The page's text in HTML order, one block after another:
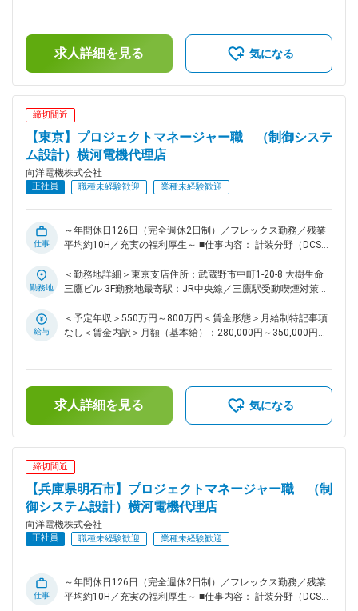
90年以上、黒字経営を実現させています。フレックス勤務の
導入や、社内システムの工夫を行っている為、少ない残業時間
での勤務が可能。ワークライフバランスを実践しながらやりが
いのある業務に携わって頂けます ■取扱製品：横河電機株式会
生産制御システム、小規模計装、フィールド機器などを取り扱
っています。 当社が設計したシステムに基づき、お客様の工
場ラインを稼働させており、これらのシステムは製造計画、製
品管理、生産管理などの目的で活用されています。 ■取引先：
官公庁、関西電力株式会社、サントリー株式会社、株式会社村
田製作所、武田薬品工業株式会社、など大手メーカーを中心に
年間７００社ほど
求人詳細を見る 気になる
締切間近
【東京】プロジェクトマネージャー職 （制御システ
ム設計）横河電機代理店
向洋電機株式会社
正社員 職種未経験歓迎 業種未経験歓迎
仕事
～年間休日126日（完全週休2日制）／フレックス勤務／残業
平均約10H／充実の福利厚生～ ■仕事内容： 計装分野（DCS・
知識やご経験を活かし、社会インフラを支える「設計」領域で
ご活躍いただきます。 電力・水道・化学プラントなどにおけ
トおよび施工管理まで幅広く担当していただきます。 ■業務詳
細： ・顧客との仕様打ち合わせ、要件定義 ・DCS・PLCを用
頂き、業務幅を広げていただけます。 ■仕事のやりがい： お
客様のノウハウでは難しいご案件に対し、ご自身で仕組みを構
築する大きなやりがいや達成感を味わえる業務。「向洋電機に
上、黒字経営を実現させています。フレックス勤務の導入や、
社内システムの工夫を行っている為、少ない残業時間での勤務
が可能。ワークライフバランスを実践しながらやりがいのある
業務に携わって頂けます ■取扱製品：横河電機株式会社の製品
を中心に仕入れ、生産工場向けの製造管理システム、生産制御
システム、小規模計装、フィールド機器などを取り扱っていま
す。 当社が設計したシステムに基づき、お客様の工場ライン
を稼働させており、これらのシステムは製造計画、製品管理、
生産管理などの目的で活用されています。 ■取引先：官公庁、
関西電力株式会社、サントリー株式会社、株式会社村田製作
所、武田薬品工業株式会社、など大手メーカーを中心に年間７
００社ほど
勤務地
＜勤務地詳細＞東京支店住所：武蔵野市中町1-20-8 大樹生命
三鷹ビル 3F勤務地最寄駅：JR中央線／三鷹駅受動喫煙対策：
給与
＜予定年収＞550万円～800万円＜賃金形態＞月給制特記事項
なし＜賃金内訳＞月額（基本給）：280,000円～350,000円＜
求人詳細を見る 気になる
締切間近
【兵庫県明石市】プロジェクトマネージャー職 （制
御システム設計）横河電機代理店
向洋電機株式会社
正社員 職種未経験歓迎 業種未経験歓迎
仕事
～年間休日126日（完全週休2日制）／フレックス勤務／残業
平均約10H／充実の福利厚生～ ■仕事内容： 計装分野（DCS・